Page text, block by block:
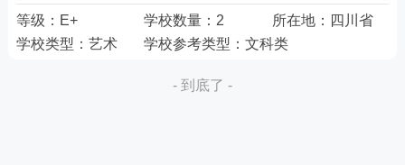
等级： E+ 学校数量： 2 所在地： 四川省
学校类型： 艺术 学校参考类型：文科类
- 到底了 -